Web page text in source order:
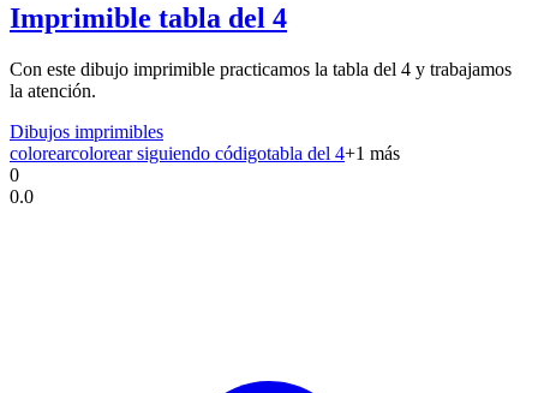
Imprimible tabla del 4
Con este dibujo imprimible practicamos la tabla del 4 y trabajamos
la atención.
Dibujos imprimibles
colorearcolorear siguiendo códigotabla del 4+1 más
0
0.0